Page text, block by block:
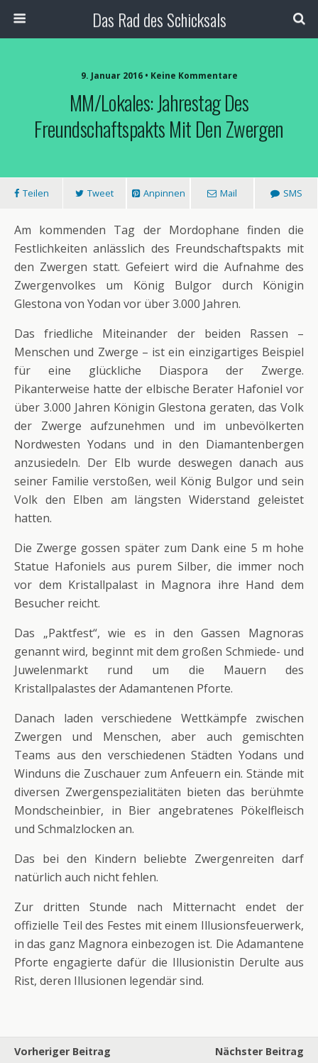
Das Rad des Schicksals
9. Januar 2016 • Keine Kommentare
MM/Lokales: Jahrestag Des
Freundschaftspakts Mit Den Zwergen
Teilen Tweet Anpinnen Mail SMS
Am kommenden Tag der Mordophane finden die
Festlichkeiten anlässlich des Freundschaftspakts mit
den Zwergen statt. Gefeiert wird die Aufnahme des
Zwergenvolkes um König Bulgor durch Königin
Glestona von Yodan vor über 3.000 Jahren.
Das friedliche Miteinander der beiden Rassen –
Menschen und Zwerge – ist ein einzigartiges Beispiel
für eine glückliche Diaspora der Zwerge.
Pikanterweise hatte der elbische Berater Hafoniel vor
über 3.000 Jahren Königin Glestona geraten, das Volk
der Zwerge aufzunehmen und im unbevölkerten
Nordwesten Yodans und in den Diamantenbergen
anzusiedeln. Der Elb wurde deswegen danach aus
seiner Familie verstoßen, weil König Bulgor und sein
Volk den Elben am längsten Widerstand geleistet
hatten.
Die Zwerge gossen später zum Dank eine 5 m hohe
Statue Hafoniels aus purem Silber, die immer noch
vor dem Kristallpalast in Magnora ihre Hand dem
Besucher reicht.
Das „Paktfest“, wie es in den Gassen Magnoras
genannt wird, beginnt mit dem großen Schmiede- und
Juwelenmarkt rund um die Mauern des
Kristallpalastes der Adamantenen Pforte.
Danach laden verschiedene Wettkämpfe zwischen
Zwergen und Menschen, aber auch gemischten
Teams aus den verschiedenen Städten Yodans und
Winduns die Zuschauer zum Anfeuern ein. Stände mit
diversen Zwergenspezialitäten bieten das berühmte
Mondscheinbier, in Bier angebratenes Pökelfleisch
und Schmalzlocken an.
Das bei den Kindern beliebte Zwergenreiten darf
natürlich auch nicht fehlen.
Zur dritten Stunde nach Mitternacht endet der
offizielle Teil des Festes mit einem Illusionsfeuerwerk,
in das ganz Magnora einbezogen ist. Die Adamantene
Pforte engagierte dafür die Illusionistin Derulte aus
Rist, deren Illusionen legendär sind.
Vorheriger Beitrag
Nächster Beitrag